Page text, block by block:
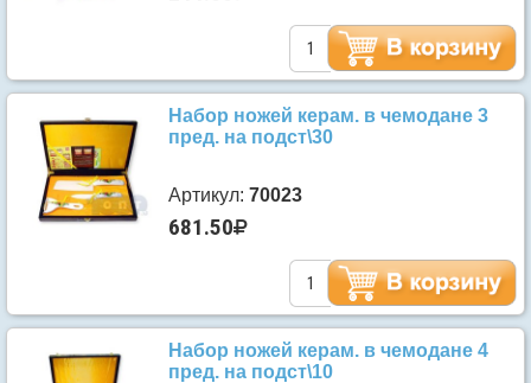
Набор ножей керам. в чемодане 3
пред. на подст\30
Артикул: 70023
681.50
Набор ножей керам. в чемодане 4
пред. на подст\10